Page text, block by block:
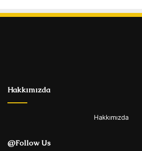
Hakkımızda
Hakkımızda
@Follow Us